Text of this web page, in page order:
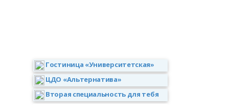
Гостиница «Университетская»
ЦДО «Альтернатива»
Вторая специальность для тебя